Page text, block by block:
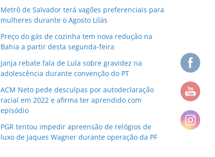
Metrô de Salvador terá vagões preferenciais para
mulheres durante o Agosto Lilás
Preço do gás de cozinha tem nova redução na
Bahia a partir desta segunda-feira
Janja rebate fala de Lula sobre gravidez na
adolescência durante convenção do PT
ACM Neto pede desculpas por autodeclaração
racial em 2022 e afirma ter aprendido com
episódio
PGR tentou impedir apreensão de relógios de
luxo de Jaques Wagner durante operação da PF